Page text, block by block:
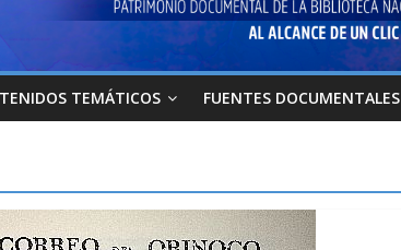
TEMÁTICOS FUENTES DOCUMENTALES